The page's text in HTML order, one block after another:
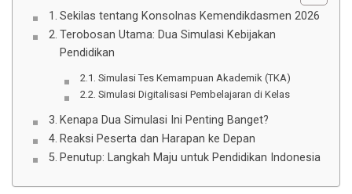
Sekilas tentang Konsolnas Kemendikdasmen 2026
Terobosan Utama: Dua Simulasi Kebijakan
Pendidikan
Simulasi Tes Kemampuan Akademik (TKA)
Simulasi Digitalisasi Pembelajaran di Kelas
Kenapa Dua Simulasi Ini Penting Banget?
Reaksi Peserta dan Harapan ke Depan
Penutup: Langkah Maju untuk Pendidikan Indonesia